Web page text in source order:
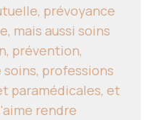
prévoyance
mais aussi soins
prévention,
soins, professions
paramédicales, et
rendre